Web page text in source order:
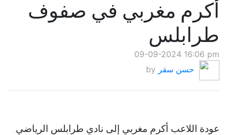
أكرم مغربي في صفوف
طرابلس
09-09-2024 16:06 pm
by حسن سقر
عودة اللاعب أكرم مغربي إلى نادي طرابلس الرياضي.